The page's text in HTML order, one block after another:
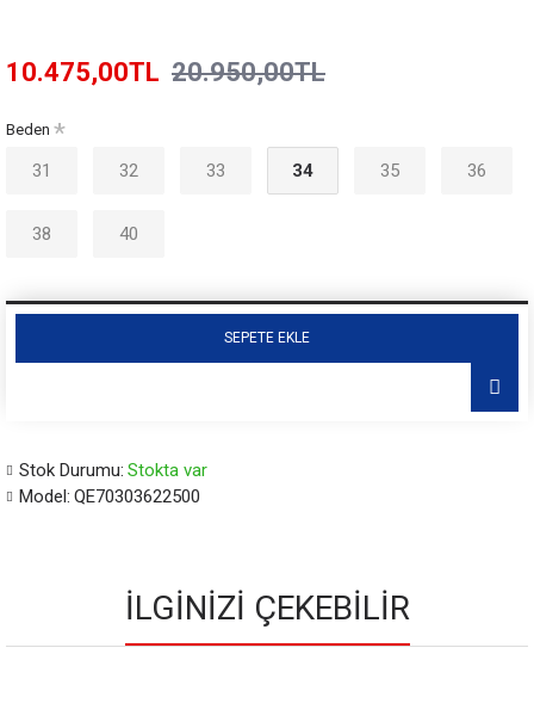
Stok Durumu: Stokta var
Model: QE70303622500
10.475,00TL 20.950,00TL
Beden
31 32 33 34 35 36
38 40
SEPETE EKLE
İLGINIZI ÇEKEBILIR